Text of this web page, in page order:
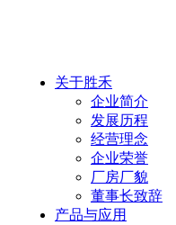
关于胜禾
企业简介
发展历程
经营理念
企业荣誉
厂房厂貌
董事长致辞
产品与应用